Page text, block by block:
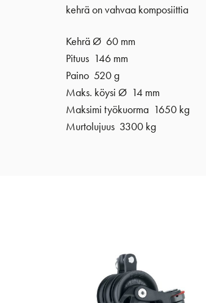
kehrä on vahvaa komposiittia
Kehrä Ø 60 mm
Pituus 146 mm
Paino 520 g
Maks. köysi Ø 14 mm
Maksimi työkuorma 1650 kg
Murtolujuus 3300 kg